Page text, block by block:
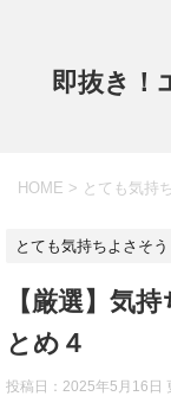
即抜き！
HOME > とても気持
とても気持ちよさそう
【厳選】気
とめ４
投稿日：2025年5月16日